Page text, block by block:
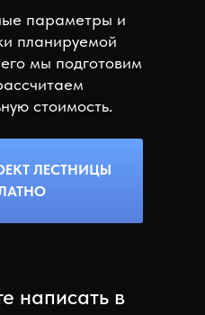
параметры и
планируемой
мы подготовим
стоимость.
ЛЕСТНИЦЫ
написать в